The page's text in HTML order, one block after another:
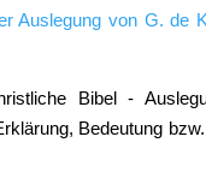
Auslegung von G. de
Bibel -
Bedeutung